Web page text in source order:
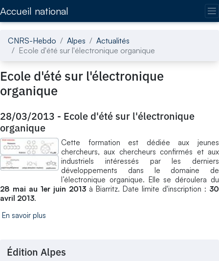
Accueil national
CNRS-Hebdo Alpes
Actualités
Ecole d'été sur l'électronique organique
Ecole d'été sur l'électronique
organique
28/03/2013 - Ecole d'été sur l'électronique
organique
Cette formation est dédiée aux jeunes
chercheurs, aux chercheurs confirmés et aux
industriels intéressés par les derniers
développements dans le domaine de
l’électronique organique. Elle se déroulera du
28 mai au 1er juin 2013 à Biarritz. Date limite d'inscription : 30
avril 2013.
En savoir plus
Édition Alpes